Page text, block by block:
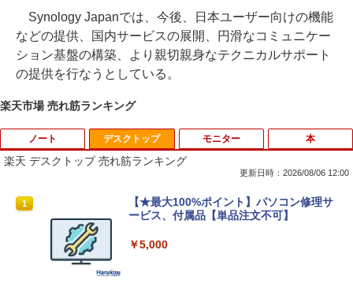
Synology Japanでは、今後、日本ユーザー向けの機能
などの提供、国内サービスの展開、円滑なコミュニケー
ション基盤の構築、より親切親身なテクニカルサポート
の提供を行なうとしている。
楽天市場 売れ筋ランキング
ノート
1
新品ノートパソコン VETESA Windows1
1 Office 2024付き インテルCeleron 第1
256GB/512B 14型 14インチ FHD 1920x
デスクトップ
楽天 デスクトップ 売れ筋ランキング
更新日時：2026/08/06 12:00
1
【★最大100%ポイント】パソコン修理サ
ービス、付属品【単品注文不可】
￥5,000
モニター 本